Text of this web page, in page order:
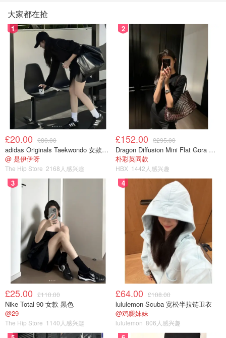
大家都在抢
1
£20.00 £80.00
adidas Originals Taekwondo 女款黑色运动鞋
@ 是伊伊呀
The Hip Store 2168人感兴趣
2
£152.00 £295.00
Dragon Diffusion Mini Flat Gora 深棕色手提包
朴彩英同款
HBX 1442人感兴趣
3
£25.00 £110.00
Nike Total 90 女款 黑色
@29
The Hip Store 1140人感兴趣
4
£64.00 £108.00
lululemon Scuba 宽松半拉链卫衣
@鸡腿妹妹
lululemon 806人感兴趣